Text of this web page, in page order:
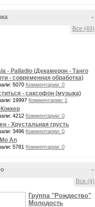
-
Все (49)
- Palladio (Декамерон - Танго
- современная обработка)
5070 Комментарии: 0
- саксофон (музыка)
19997 Комментарии: 1
4212 Комментарии: 0
- Хрустальная грусть
3496 Комментарии: 0
An
5781 Комментарии: 0
-
Все (4)
Группа "Рождество"
Молодость